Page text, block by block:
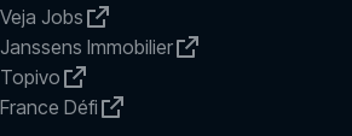
Veja Jobs
Janssens Immobilier
Topivo
France Défi